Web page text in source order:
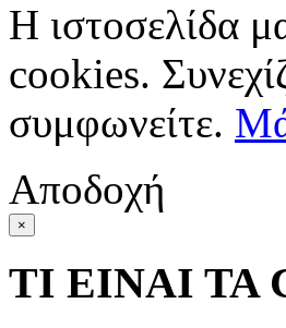
Η ιστοσελίδα
cookies.
συμφωνείτε.
Αποδοχή
×
ΤΙ ΕΙΝΑΙ ΤΑ